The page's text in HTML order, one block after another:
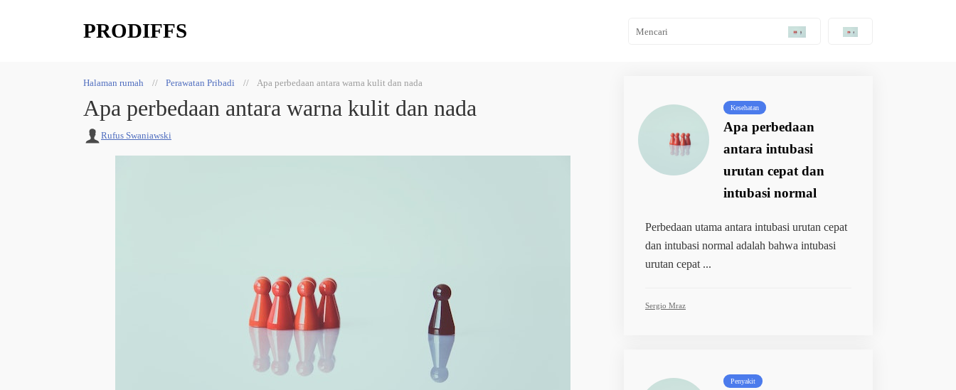
PRODIFFS
Halaman rumah Perawatan Pribadi Apa perbedaan antara warna kulit dan nada
Apa perbedaan antara warna kulit dan nada
Rufus Swaniawski
Kesehatan
Apa perbedaan
antara intubasi
urutan cepat dan
intubasi normal
Perbedaan utama antara intubasi urutan cepat
dan intubasi normal adalah bahwa intubasi
urutan cepat ...
Sergio Mraz
Penyakit